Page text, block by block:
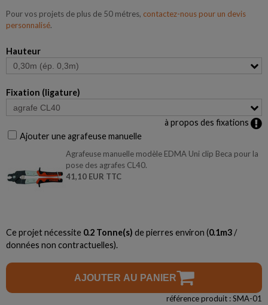
Pour vos projets de plus de 50 métres, contactez-nous pour un devis
personnalisé.
Hauteur
Fixation (ligature)
à propos des fixations
Ajouter une agrafeuse manuelle
Agrafeuse manuelle modèle EDMA Uni clip Beca pour la
pose des agrafes CL40.
41,10 EUR TTC
Ce projet nécessite 0.2 Tonne(s) de pierres environ (0.1m3 /
données non contractuelles).
AJOUTER AU PANIER
référence produit : SMA-01